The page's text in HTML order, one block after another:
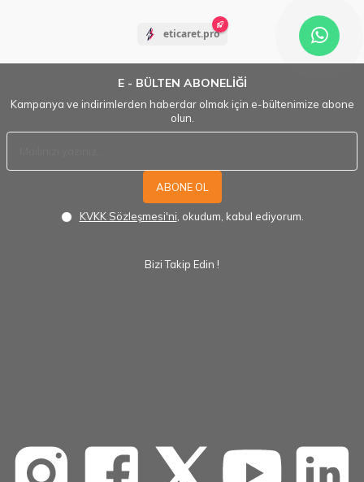
eticaret.pro
E - BÜLTEN ABONELİĞİ
Kampanya ve indirimlerden haberdar olmak için e-bültenimize abone
olun.
ABONE OL
KVKK Sözleşmesi'ni , okudum, kabul ediyorum.
Bizi Takip Edin !